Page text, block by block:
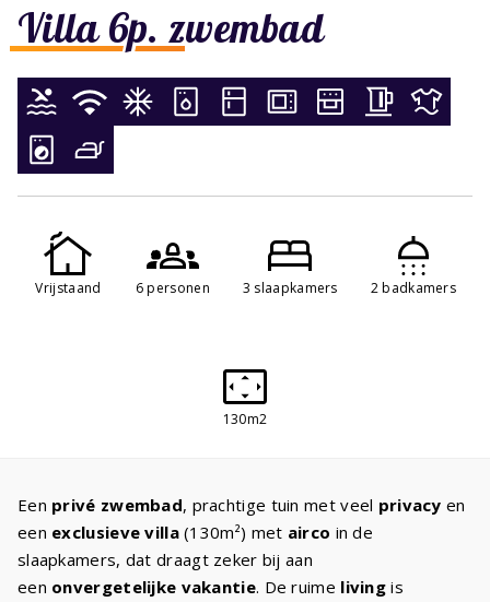
Villa 6p. zwembad
Vrijstaand 6 personen 3 slaapkamers 2 badkamers
130m2
Een privé zwembad, prachtige tuin met veel privacy en
een exclusieve villa(130m²) met airco in de
slaapkamers, dat draagt zeker bij aan
een onvergetelijke vakantie. De ruime livingis